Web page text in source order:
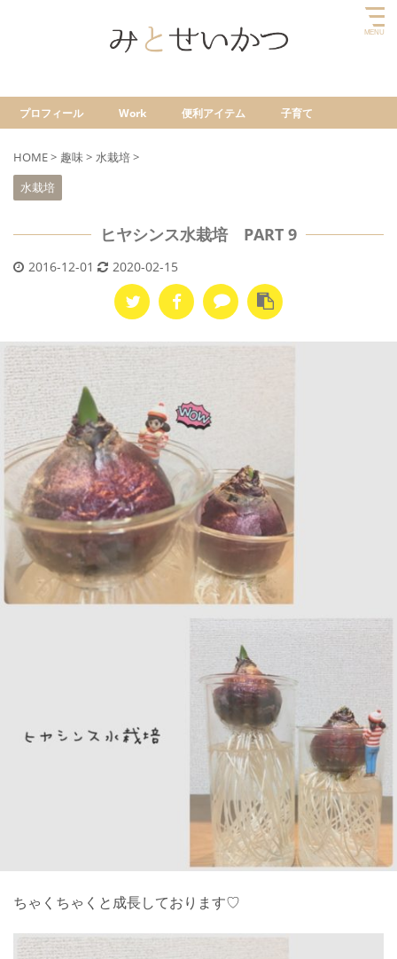
プロフィール Work 便利アイテム 子育て
HOME> 趣味 > 水栽培>
水栽培
ヒヤシンス水栽培 PART 9
2016-12-01 2020-02-15
ちゃくちゃくと成長しております♡